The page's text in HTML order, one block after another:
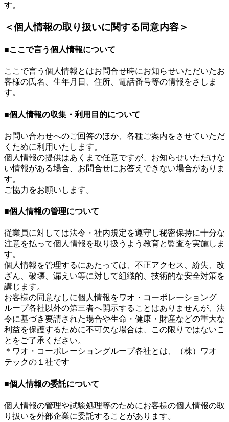
す。
＜個人情報の取り扱いに関する同意内容＞
■ここで言う個人情報について
ここで言う個人情報とはお問合せ時にお知らせいただいたお
客様の氏名、生年月日、住所、電話番号等の情報をさしま
す。
■個人情報の収集・利用目的について
お問い合わせへのご回答のほか、各種ご案内をさせていただ
くために利用いたします。
個人情報の提供はあくまで任意ですが、お知らせいただけな
い情報がある場合、お問合せにお答えできない場合がありま
す。
ご協力をお願いします。
■個人情報の管理について
従業員に対しては法令・社内規定を遵守し秘密保持に十分な
注意を払って個人情報を取り扱うよう教育と監査を実施しま
す。
個人情報を管理するにあたっては、不正アクセス、紛失、改
ざん、破壊、漏えい等に対して組織的、技術的な安全対策を
講じます。
お客様の同意なしに個人情報をワオ・コーポレーショング
ループ各社以外の第三者へ開示することはありませんが、法
令に基づき要請された場合や生命・健康・財産などの重大な
利益を保護するために不可欠な場合は、この限りではないこ
とをご了承ください。
＊ワオ・コーポレーショングループ各社とは、（株）ワオ
テックの１社です
■個人情報の委託について
個人情報の管理や試験処理等のためにお客様の個人情報の取
り扱いを外部企業に委託することがあります。